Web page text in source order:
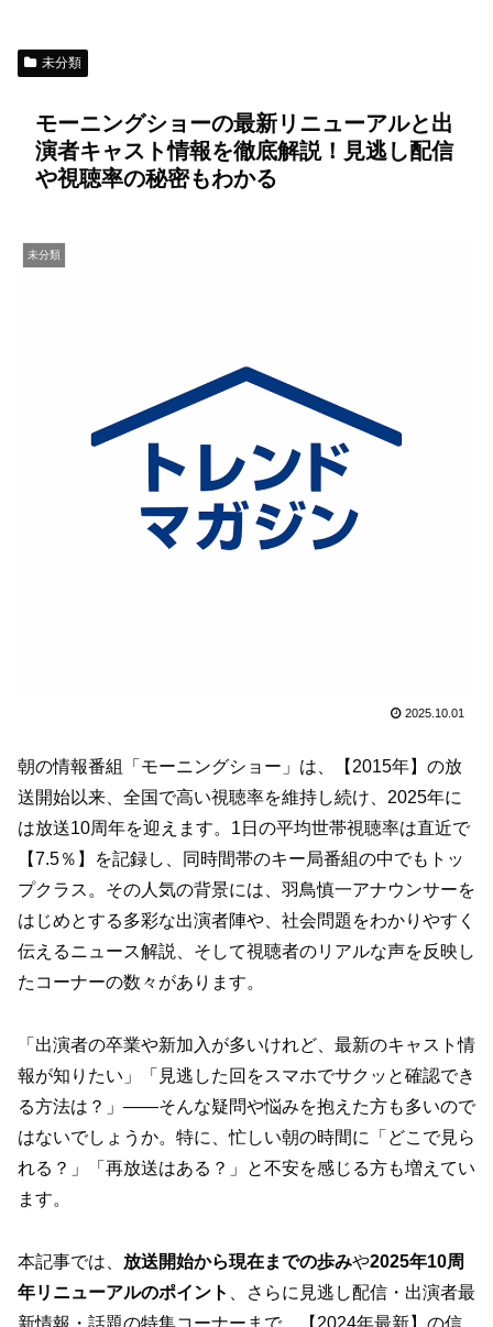
未分類
モーニングショーの最新リニューアルと出
演者キャスト情報を徹底解説！見逃し配信
や視聴率の秘密もわかる
未分類
2025.10.01
朝の情報番組「モーニングショー」は、【2015年】の放
送開始以来、全国で高い視聴率を維持し続け、2025年に
は放送10周年を迎えます。1日の平均世帯視聴率は直近で
【7.5％】を記録し、同時間帯のキー局番組の中でもトッ
プクラス。その人気の背景には、羽鳥慎一アナウンサーを
はじめとする多彩な出演者陣や、社会問題をわかりやすく
伝えるニュース解説、そして視聴者のリアルな声を反映し
たコーナーの数々があります。
「出演者の卒業や新加入が多いけれど、最新のキャスト情
報が知りたい」「見逃した回をスマホでサクッと確認でき
る方法は？」――そんな疑問や悩みを抱えた方も多いので
はないでしょうか。特に、忙しい朝の時間に「どこで見ら
れる？」「再放送はある？」と不安を感じる方も増えてい
ます。
本記事では、 放送開始から現在までの歩みや2025年10周
年リニューアルのポイント
、さらに見逃し配信・出演者最
新情報・話題の特集コーナーまで、【2024年最新】の信